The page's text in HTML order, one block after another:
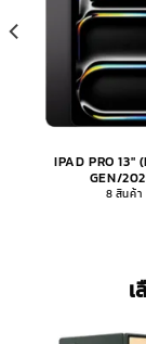
IPAD PRO 13"
GEN/
8 สินค้า